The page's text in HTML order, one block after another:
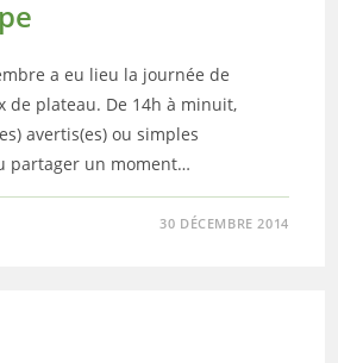
a eu lieu la journée de
de plateau. De 14h à minuit,
avertis(es) ou simples
partager un moment…
30 DÉCEMBRE 2014